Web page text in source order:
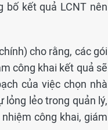
bố kết quả LCNT nên
cho rằng, các gói
công khai kết quả sẽ
của việc chọn nhà
lỏng lẻo trong quản lý,
công khai, giám